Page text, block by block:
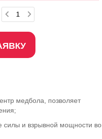
медбола, позволяет
силы и взрывной мощности во